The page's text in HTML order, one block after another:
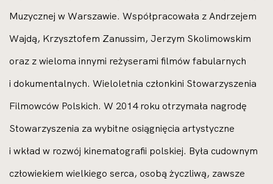
Muzycznej w Warszawie. Współpracowała z Andrzejem
Wajdą, Krzysztofem Zanussim, Jerzym Skolimowskim
oraz z wieloma innymi reżyserami filmów fabularnych
i dokumentalnych. Wieloletnia członkini Stowarzyszenia
Filmowców Polskich. W 2014 roku otrzymała nagrodę
Stowarzyszenia za wybitne osiągnięcia artystyczne
i wkład w rozwój kinematografii polskiej. Była cudownym
człowiekiem wielkiego serca, osobą życzliwą, zawsze